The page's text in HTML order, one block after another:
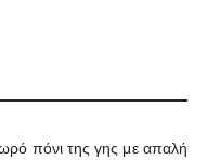
πόνι της γης με απαλή